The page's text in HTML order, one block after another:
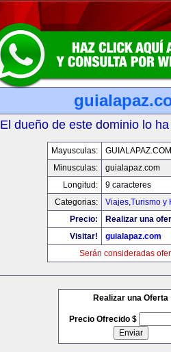
El dueño de este dominio lo
Mayusculas:
GUIALAPAZ.COM
Minusculas:
guialapaz.com
Longitud:
9 caracteres
Categorias:
Viajes,Turismo y
Precio:
Realizar una
Visitar!
guialapaz.com
Serán consideradas
Realizar una Oferta
Precio Ofrecido $